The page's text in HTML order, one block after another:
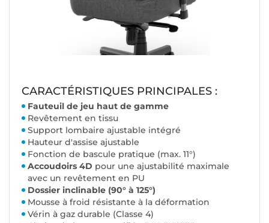
CARACTÉRISTIQUES PRINCIPALES :
Fauteuil de jeu haut de gamme
Revêtement en tissu
Support lombaire ajustable intégré
Hauteur d'assise ajustable
Fonction de bascule pratique (max. 11°)
Accoudoirs 4D pour une ajustabilité maximale
avec un revêtement en PU
Dossier inclinable (90° à 125°)
Mousse à froid résistante à la déformation
Vérin à gaz durable (Classe 4)